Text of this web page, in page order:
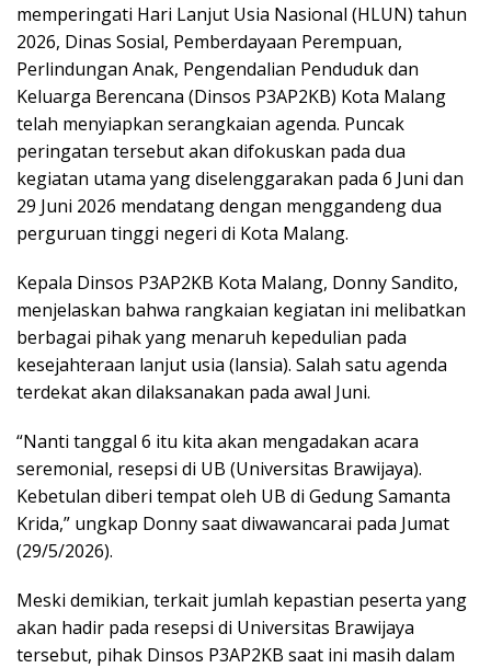
memperingati Hari Lanjut Usia Nasional (HLUN) tahun
2026, Dinas Sosial, Pemberdayaan Perempuan,
Perlindungan Anak, Pengendalian Penduduk dan
Keluarga Berencana (Dinsos P3AP2KB) Kota Malang
telah menyiapkan serangkaian agenda. Puncak
peringatan tersebut akan difokuskan pada dua
kegiatan utama yang diselenggarakan pada 6 Juni dan
29 Juni 2026 mendatang dengan menggandeng dua
perguruan tinggi negeri di Kota Malang.
Kepala Dinsos P3AP2KB Kota Malang, Donny Sandito,
menjelaskan bahwa rangkaian kegiatan ini melibatkan
berbagai pihak yang menaruh kepedulian pada
kesejahteraan lanjut usia (lansia). Salah satu agenda
terdekat akan dilaksanakan pada awal Juni.
“Nanti tanggal 6 itu kita akan mengadakan acara
seremonial, resepsi di UB (Universitas Brawijaya).
Kebetulan diberi tempat oleh UB di Gedung Samanta
Krida,” ungkap Donny saat diwawancarai pada Jumat
(29/5/2026).
Meski demikian, terkait jumlah kepastian peserta yang
akan hadir pada resepsi di Universitas Brawijaya
tersebut, pihak Dinsos P3AP2KB saat ini masih dalam